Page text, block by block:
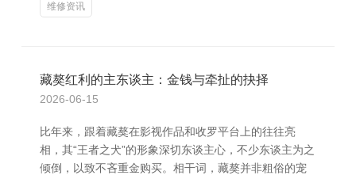
维修资讯
藏獒红利的主东谈主：金钱与牵扯的抉择
2026-06-15
比年来，跟着藏獒在影视作品和收罗平台上的往往亮
相，其“王者之犬”的形象深切东谈主心，不少东谈主为之
倾倒，以致不吝重金购买。相干词，藏獒并非粗俗的宠